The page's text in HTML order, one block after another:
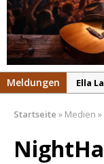
Meldungen
Ella
aller
pez
Startseite » Medien »